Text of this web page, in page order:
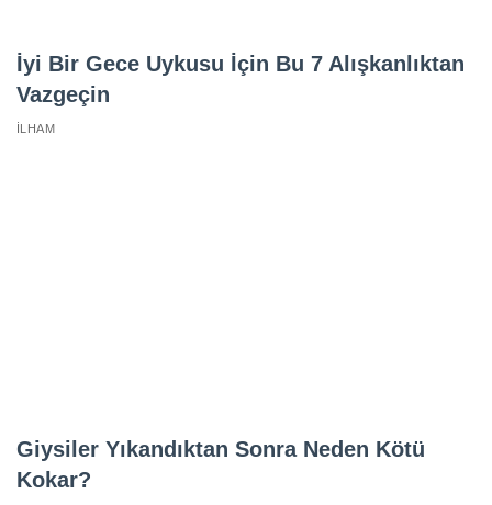
İyi Bir Gece Uykusu İçin Bu 7 Alışkanlıktan
Vazgeçin
İLHAM
Giysiler Yıkandıktan Sonra Neden Kötü
Kokar?